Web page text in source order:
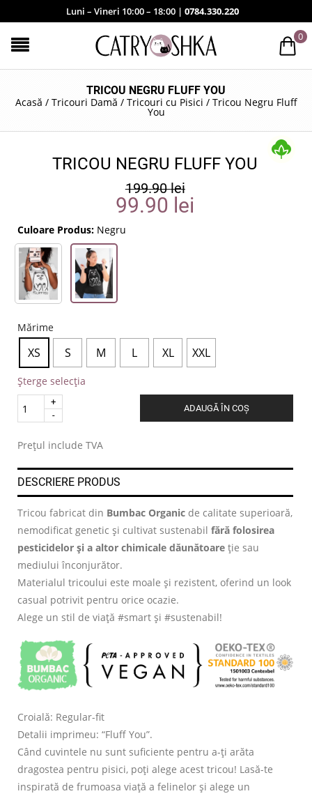
Luni – Vineri 10:00 – 18:00 | 0784.330.220
0
TRICOU NEGRU FLUFF YOU
Acasă / Tricouri Damă / Tricouri cu Pisici / Tricou Negru Fluff
You
TRICOU NEGRU FLUFF YOU
199.90lei
99.90 lei
Culoare Produs: Negru
Mărime
XS S M L XL XXL
Șterge selecția
Quantity
ADAUGĂ ÎN COȘ
Prețul include TVA
DESCRIERE PRODUS
Tricou fabricat din Bumbac Organic de calitate superioară,
nemodificat genetic și cultivat sustenabil fără folosirea
pesticidelor și a altor chimicale dăunătoare ție sau
mediului înconjurător.
Materialul tricoului este moale și rezistent, oferind un look
casual potrivit pentru orice ocazie.
Alege un stil de viață #smart și #sustenabil!
Croială: Regular-fit
Detalii imprimeu: “Fluff You”.
Când cuvintele nu sunt suficiente pentru a-ți arăta
dragostea pentru pisici, poți alege acest tricou! Lasă-te
inspirată de frumoasa viață a felinelor și alege un